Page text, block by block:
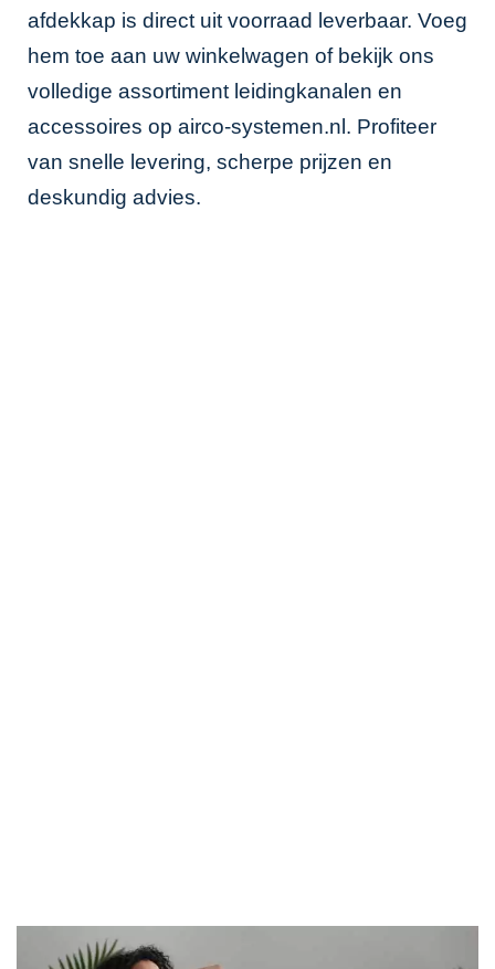
afdekkap is direct uit voorraad leverbaar. Voeg
hem toe aan uw winkelwagen of bekijk ons
volledige assortiment leidingkanalen en
accessoires op airco-systemen.nl . Profiteer
van snelle levering, scherpe prijzen en
deskundig advies.